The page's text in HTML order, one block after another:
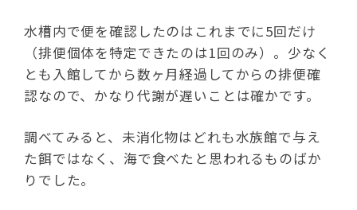
水槽内で便を確認したのはこれまでに5回だけ
（排便個体を特定できたのは1回のみ）。少なく
とも入館してから数ヶ月経過してからの排便確
認なので、かなり代謝が遅いことは確かです。
調べてみると、未消化物はどれも水族館で与え
た餌ではなく、海で食べたと思われるものばか
りでした。